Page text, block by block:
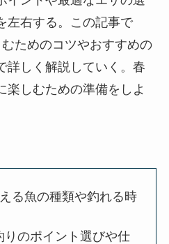
左右する。この記事で
ためのコツやおすすめの
詳しく解説していく。春
楽しむための準備をしよ
る魚の種類や釣れる時
りのポイント選びや仕